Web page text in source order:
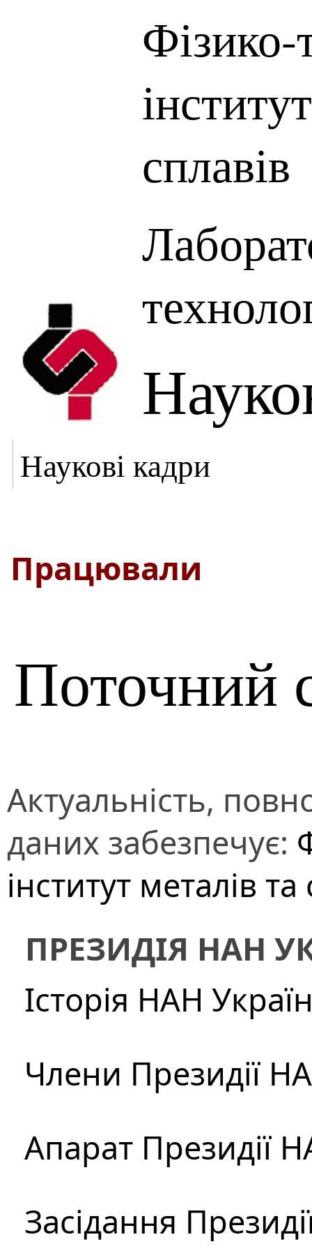
Фізико-
сплавів
Наукові кадри
Працювали
Поточний
Актуальність,
даних забезпечує:
інститут металів та
ПРЕЗИДІЯ НАН
Історія НАН
Члени Президії
Апарат Президії
Засідання